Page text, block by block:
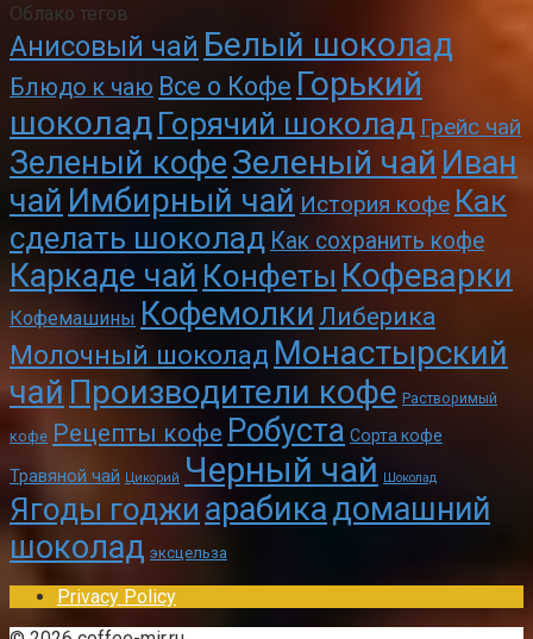
Облако тегов
Анисовый чай Белый шоколад
Блюдо к чаю Все о Кофе Горький
шоколад Горячий шоколад Грейс чай
Зеленый кофеЗеленый чай Иван
чай Имбирный чай История кофе Как
сделать шоколад Как сохранить кофе
Каркаде чай Конфеты Кофеварки
Кофемашины Кофемолки Либерика
Молочный шоколад Монастырский
чай Производители кофе Растворимый
кофе Рецепты кофе Робуста Сорта кофе
Травяной чай Цикорий Черный чай Шоколад
Ягоды годжи арабикадомашний
шоколад эксцельза
Privacy Policy